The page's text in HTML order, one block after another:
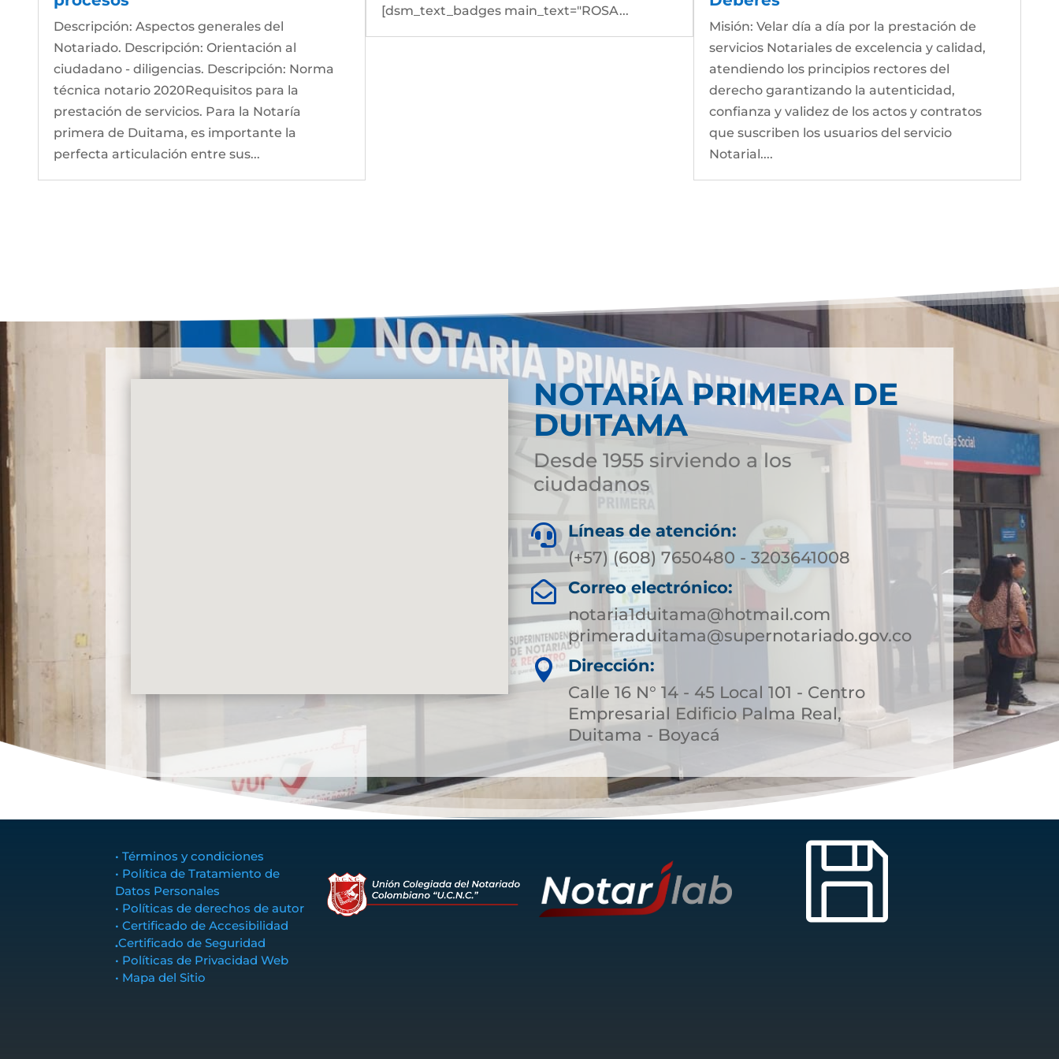
Descripción: Aspectos generales del
Notariado. Descripción: Orientación al
ciudadano - diligencias. Descripción: Norma
técnica notario 2020Requisitos para la
prestación de servicios. Para la Notaría
primera de Duitama, es importante la
perfecta articulación entre sus...
[dsm_text_badges main_text="ROSA...
Misión: Velar día a día por la prestación de
servicios Notariales de excelencia y calidad,
atendiendo los principios rectores del
derecho garantizando la autenticidad,
confianza y validez de los actos y contratos
que suscriben los usuarios del servicio
Notarial....
NOTARÍA PRIMERA DE
DUITAMA
Desde 1955 sirviendo a los
ciudadanos

Líneas de atención:
(+57) (608) 7650480 - 3203641008
 Correo electrónico:
notaria1duitama@hotmail.com
primeraduitama@supernotariado.gov.co

Dirección:
Calle 16 N° 14 - 45 Local 101 - Centro
Empresarial Edificio Palma Real,
Duitama - Boyacá
• Términos y condiciones
• Política de Tratamiento de
Datos Personales
• Políticas de derechos de autor
• Certificado de Accesibilidad
.Certificado de Seguridad
• Políticas de Privacidad Web
• Mapa del Sitio
